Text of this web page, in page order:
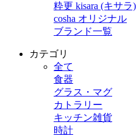
粋更 kisara (キサラ)
cosha オリジナル
ブランド一覧
カテゴリ
全て
食器
グラス・マグ
カトラリー
キッチン雑貨
時計